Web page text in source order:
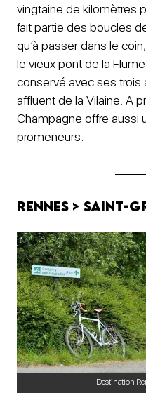
vingtaine de kilomètres
fait partie des boucles
qu’à passer dans le
le vieux pont de la
conservé avec ses trois
affluent de la Vilaine. A
Champagne offre aussi
promeneurs.
Rennes > Saint-
Destination